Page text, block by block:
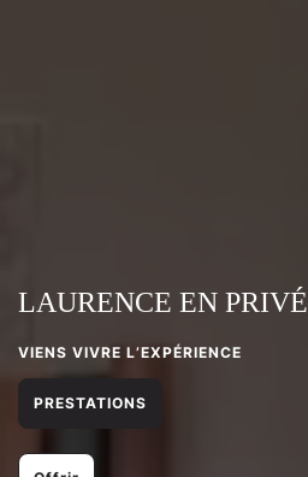
LAURENCE EN PRIVÉ
VIENS VIVRE L’EXPÉRIENCE
PRESTATIONS